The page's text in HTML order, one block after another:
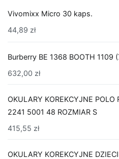
Vivomixx Micro 30 kaps.
44,89 zł
Burberry BE 1368 BOOTH 1109
632,00 zł
OKULARY KOREKCYJNE POLO
2241 5001 48 ROZMIAR S
415,55 zł
OKULARY KOREKCYJNE